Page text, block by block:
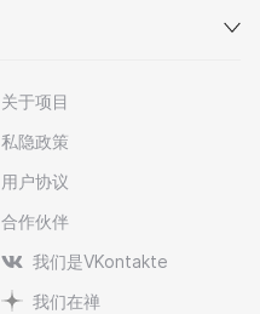
关于项目
私隐政策
用户协议
合作伙伴
我们是VKontakte
我们在禅